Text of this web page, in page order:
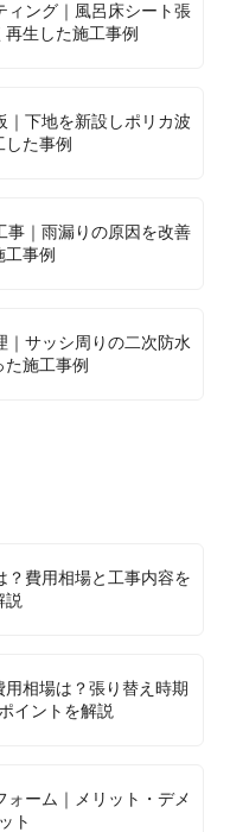
ィング｜風呂床シート張
再生した施工事例
｜下地を新設しポリカ波
た事例
事｜雨漏りの原因を改善
工事例
｜サッシ周りの二次防水
施工事例
？費用相場と工事内容を
説
相場は？張り替え時期
イントを解説
ーム｜メリット・デメ
ト